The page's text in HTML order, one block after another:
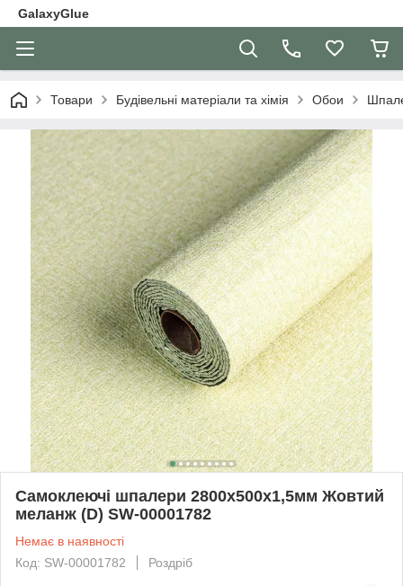
GalaxyGlue
Товари Будівельні матеріали та хімія Обои
Самоклеючі шпалери 2800х500х1,5мм Жовтий
меланж (D) SW-00001782
Немає в наявності
Код: SW-00001782
Роздріб